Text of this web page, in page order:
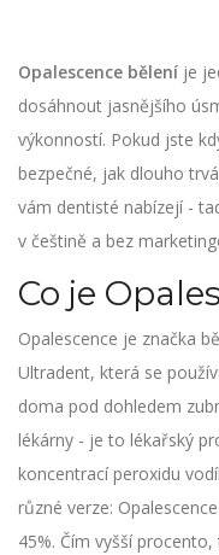
Opalescence bělení je
dosáhnout jasnějšího
výkonností. Pokud jste
bezpečné, jak dlouho
vám dentisté nabízejí -
v češtině a bez
Co je
Opalescence je značka
Ultradent, která se
doma pod dohledem
lékárny - je to lékařský
koncentrací peroxidu
různé verze:
45%. Čím vyšší